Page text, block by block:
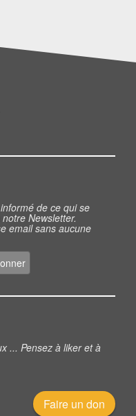
de ce qui se
Newsletter.
email sans aucune
... Pensez à liker et à
Faire un don